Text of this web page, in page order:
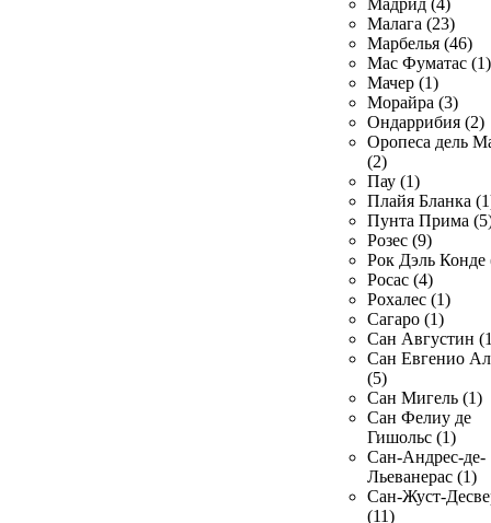
Мадрид (4)
Малага (23)
Марбелья (46)
Мас Фуматас (1)
Мачер (1)
Морайра (3)
Ондаррибия (2)
Оропеса дель
(2)
Пау (1)
Плайя Бланка
Пунта Прима
Розес (9)
Рок Дэль Конде
Росас (4)
Рохалес (1)
Сагаро (1)
Сан Августин
Сан Евгенио
(5)
Сан Мигель (1)
Сан Фелиу де
Гишольс (1)
Сан-Андрес-де-
Льеванерас (1)
Сан-Жуст-
(11)